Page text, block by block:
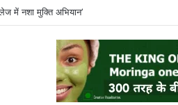
में नशा मुक्ति अभियान’